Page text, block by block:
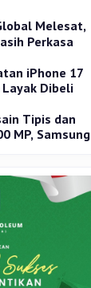
Melesat,
Perkasa
iPhone 17
Dibeli
Tipis dan
MP, Samsung